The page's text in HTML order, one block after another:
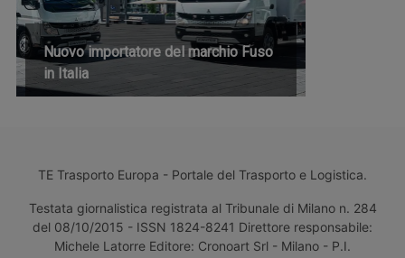
Nuovo importatore del marchio Fuso
in Italia
TE Trasporto Europa - Portale del Trasporto e Logistica.
Testata giornalistica registrata al Tribunale di Milano n. 284
del 08/10/2015 - ISSN 1824-8241 Direttore responsabile:
Michele Latorre Editore: Cronoart Srl - Milano - P.I.